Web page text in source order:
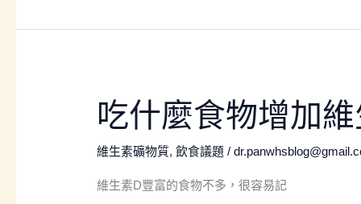
吃什麼食物增加
維生素礦物質,飲食議題 /
維生素D豐富的食物不多，很容易記
吃
什
麼
物